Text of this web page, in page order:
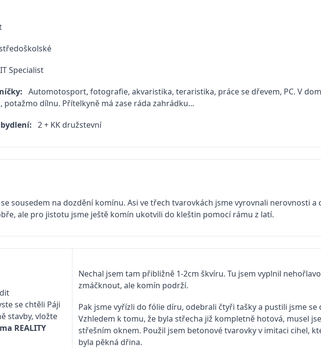
IT Specialist
Automotosport, fotografie, akvaristika, teraristika, práce se dřevem, PC. V
potažmo dílnu. Přítelkyně má zase ráda zahrádku…
2 + KK družstevní
sousedem na dozdění komínu. Asi ve třech tvarovkách jsme vyrovnali nerovnosti
ale pro jistotu jsme ještě komín ukotvili do kleštin pomocí rámu z latí.
se chtěli Páji
stavby, vložte
REALITY
Nechal jsem tam přibližně 1-2cm škvíru. Tu jsem vyplnil
zmáčknout, ale komín podrží.
Pak jsme vyřízli do fólie díru, odebrali čtyři tašky a pustili jsme se
Vzhledem k tomu, že byla střecha již kompletně hotová, musel
střešním oknem. Použil jsem betonové tvarovky v imitaci cihel,
byla pěkná dřina.